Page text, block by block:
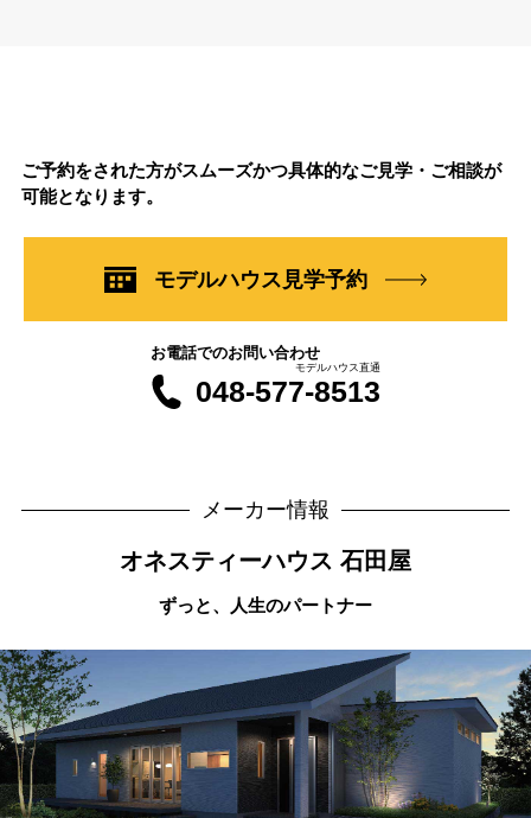
ご予約をされた方がスムーズかつ具体的なご見学・ご相談が
可能となります。
モデルハウス見学予約
お電話でのお問い合わせ
048-577-8513
モデルハウス直通
メーカー情報
オネスティーハウス 石田屋
ずっと、人生のパートナー